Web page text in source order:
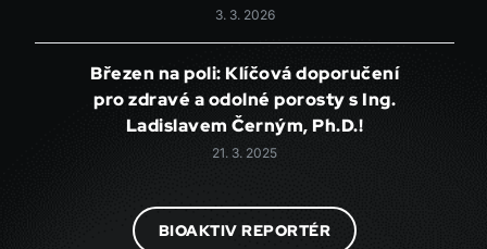
3. 3. 2026
Březen na poli: Klíčová doporučení
pro zdravé a odolné porosty s Ing.
Ladislavem Černým, Ph.D.!
21. 3. 2025
BIOAKTIV REPORTÉR